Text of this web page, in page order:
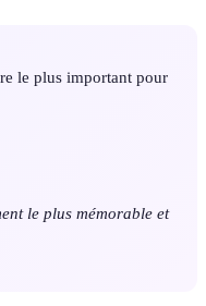
le plus important pour
le plus mémorable et